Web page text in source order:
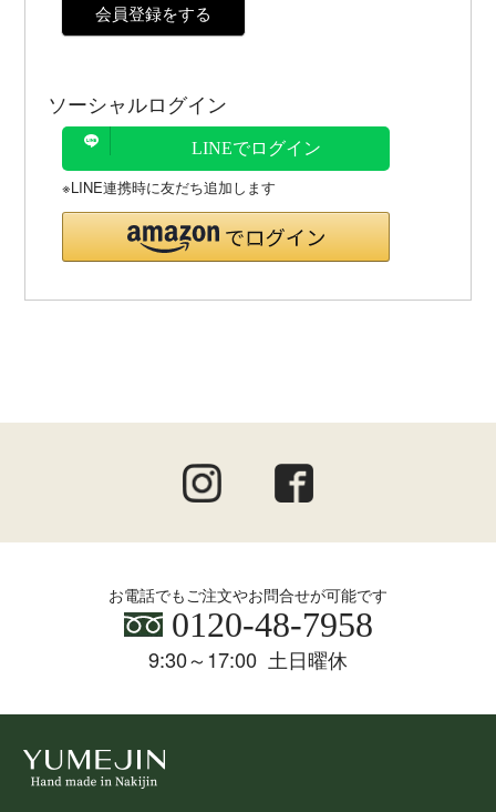
会員登録をする
ソーシャルログイン
LINEでログイン
※LINE連携時に友だち追加します
お電話でもご注文やお問合せが可能です
0120-48-7958
9:30～17:00 土日曜休